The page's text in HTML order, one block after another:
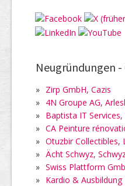
Neugründungen -
» Zirp GmbH, Cazis
» 4N Groupe AG,
» Baptista IT
» CA Peinture
» Otuzbir Collectibles,
» Ächt Schwyz,
» Swiss Plattform
» Kardio & Ausbildung